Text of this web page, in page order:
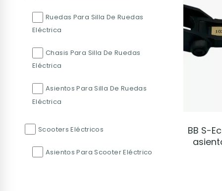
Ruedas Para Silla De Ruedas
Eléctrica
Chasis Para Silla De Ruedas
Eléctrica
Asientos Para Silla De Ruedas
Eléctrica
Scooters Eléctricos
Asientos Para Scooter Eléctrico
BB S-